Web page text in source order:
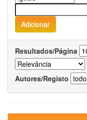
Resultados/Página
Autores/Registo